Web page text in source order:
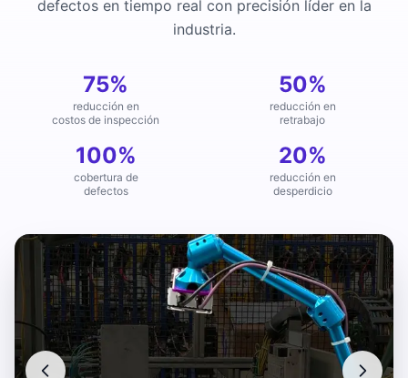
defectos en tiempo real con precisión líder en la
industria.
75%
reducción en
costos de inspección
50%
reducción en
retrabajo
100%
cobertura de
defectos
20%
reducción en
desperdicio